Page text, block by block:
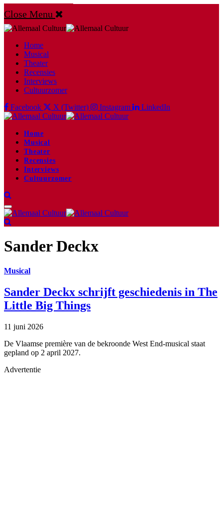
Close Menu
Home
Musical
Theater
Recensies
Interviews
Cultuurzomer
Facebook
X (Twitter) Instagram LinkedIn
Home
Musical
Theater
Recensies
Interviews
Cultuurzomer
Sander Deckx
Musical
Sander Deckx schrijft geschiedenis in The
Little Big Things
11 juni 2026
De Vlaamse première van de bekroonde West End-musical staat
gepland op 2 april 2027.
Advertentie